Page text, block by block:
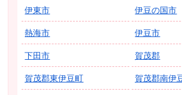
伊東市 伊豆の国市
熱海市 伊豆市
下田市 賀茂郡
賀茂郡東伊豆町 賀茂郡南伊